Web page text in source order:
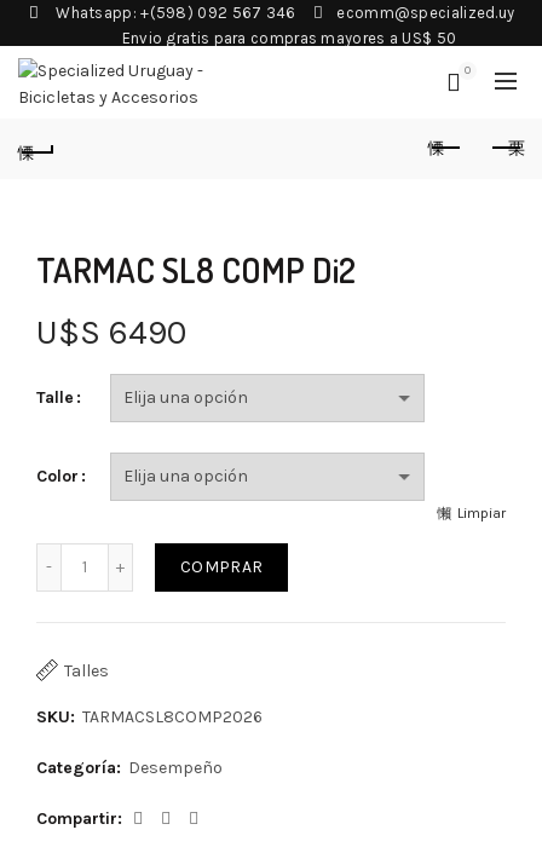
Whatsapp: +(598) 092 567 346
ecomm@specialized.uy
Envio gratis para compras mayores a US$ 50
0
TARMAC SL8 COMP Di2
U$S 6490
Talle
Color
Limpiar
COMPRAR
Talles
SKU: TARMACSL8COMP2026
Categoría: Desempeño
Compartir